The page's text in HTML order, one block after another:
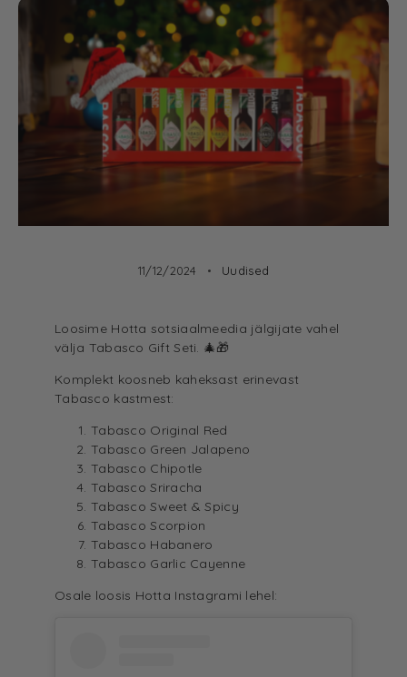
11/12/2024 Uudised
Loosime Hotta sotsiaalmeedia jälgijate vahel
välja Tabasco Gift Seti. 🎄🎁
Komplekt koosneb kaheksast erinevast
Tabasco kastmest:
Tabasco Original Red
Tabasco Green Jalapeno
Tabasco Chipotle
Tabasco Sriracha
Tabasco Sweet & Spicy
Tabasco Scorpion
Tabasco Habanero
Tabasco Garlic Cayenne
Osale loosis Hotta Instagrami lehel: